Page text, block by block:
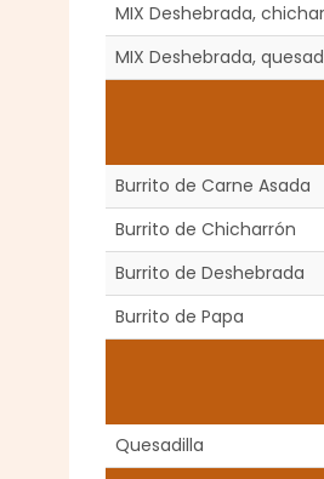
MIX Deshebrada,
MIX Deshebrada,
Burrito de Carne Asada
Burrito de Chicharrón
Burrito de Deshebrada
Burrito de Papa
Quesadilla